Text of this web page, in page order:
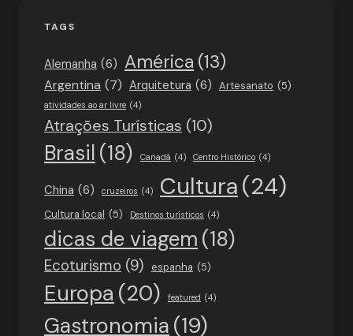
TAGS
Alemanha (6) América (13)
Argentina (7) Arquitetura (6) Artesanato (5)
atividades ao ar livre (4)
Atrações Turísticas (10)
Brasil (18) Canadá (4) Centro Histórico (4)
China (6) cruzeiros (4) Cultura(24)
Cultura local (5) Destinos turísticos (4)
dicas de viagem (18)
Ecoturismo (9) espanha (5)
Europa (20) featured (4)
Gastronomia (19)